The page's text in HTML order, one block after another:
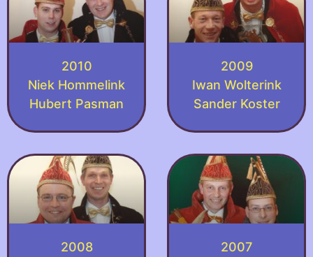
2010
Niek Hommelink
Hubert Pasman
2009
Iwan Wolterink
Sander Koster
2008
2007